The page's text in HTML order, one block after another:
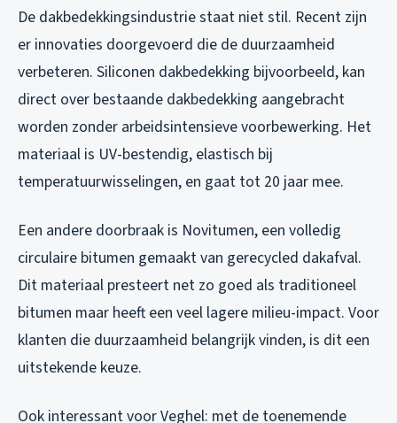
De dakbedekkingsindustrie staat niet stil. Recent zijn
er innovaties doorgevoerd die de duurzaamheid
verbeteren. Siliconen dakbedekking bijvoorbeeld, kan
direct over bestaande dakbedekking aangebracht
worden zonder arbeidsintensieve voorbewerking. Het
materiaal is UV-bestendig, elastisch bij
temperatuurwisselingen, en gaat tot 20 jaar mee.
Een andere doorbraak is Novitumen, een volledig
circulaire bitumen gemaakt van gerecycled dakafval.
Dit materiaal presteert net zo goed als traditioneel
bitumen maar heeft een veel lagere milieu-impact. Voor
klanten die duurzaamheid belangrijk vinden, is dit een
uitstekende keuze.
Ook interessant voor Veghel: met de toenemende